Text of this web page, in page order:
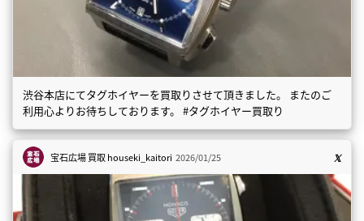
渋谷本店にてタグホイヤーを買取りさせて頂きました。 またのご
利用心よりお待ちしております。 #タグホイヤー買取り
宝石広場 買取houseki_kaitori 2026/01/25